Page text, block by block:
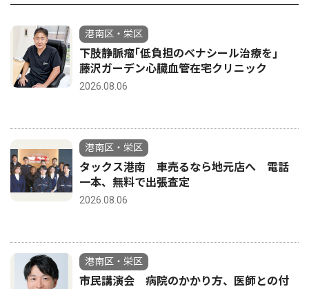
港南区・栄区
下肢静脈瘤｢低負担のベナシール治療を｣
藤沢ガーデン心臓血管在宅クリニック
2026.08.06
港南区・栄区
タックス港南 車売るなら地元店へ 電話
一本、無料で出張査定
2026.08.06
港南区・栄区
市民講演会 病院のかかり方、医師との付